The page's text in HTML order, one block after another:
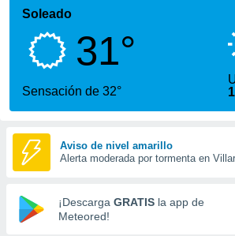
ha
calidad.
a este
las
y
forma
digital
basada
Soleado
31°
Sensación de 32°
Aviso de nivel amarillo
Alerta moderada por tormenta en
¡Descarga GRATIS la app de
Meteored!